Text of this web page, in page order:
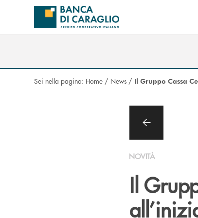
Salta al contenuto principale
Sei nella pagina: Home / News / Il Gruppo Cassa
NOVITÀ
Il